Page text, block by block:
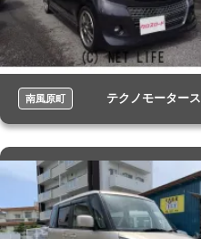
南風原町 テクノモータース